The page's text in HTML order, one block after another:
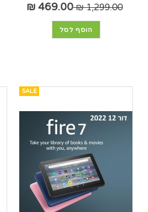
1,299.00 ₪
469.00 ₪
הוסף לסל
SALE